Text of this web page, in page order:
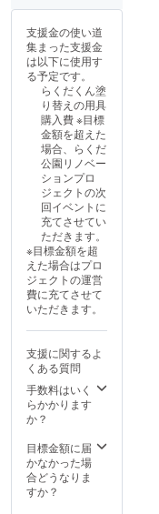
支援金の使い道
集まった支援金
は以下に使用す
る予定です。
らくだくん塗
り替えの用具
購入費 ※目標
金額を超えた
場合、らくだ
公園リノベー
ションプロ
ジェクトの次
回イベントに
充てさせてい
ただきます。
※目標金額を超
えた場合はプロ
ジェクトの運営
費に充てさせて
いただきます。
支援に関するよ
くある質問
手数料はいく
らかかります
か？
目標金額に届
かなかった場
合どうなりま
すか？